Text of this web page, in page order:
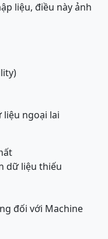
liệu, điều này ảnh
ngoại lai
dữ liệu thiếu
đối với Machine